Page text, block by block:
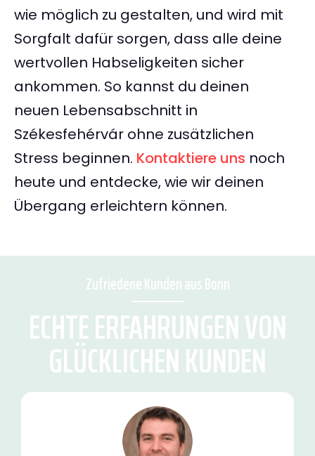
wie möglich zu gestalten, und wird mit
Sorgfalt dafür sorgen, dass alle deine
wertvollen Habseligkeiten sicher
ankommen. So kannst du deinen
neuen Lebensabschnitt in
Székesfehérvár ohne zusätzlichen
Stress beginnen. Kontaktiere uns noch
heute und entdecke, wie wir deinen
Übergang erleichtern können.
Zufriedene Kunden aus Bonn
ECHTE ERFAHRUNGEN VON
GLÜCKLICHEN KUNDEN